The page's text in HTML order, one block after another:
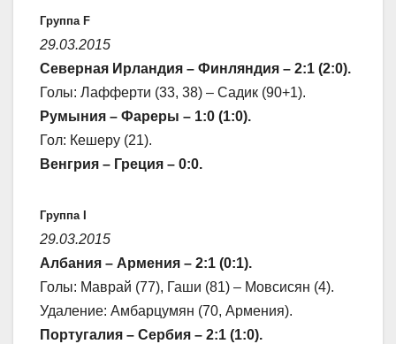
Группа F
29.03.2015
Северная Ирландия – Финляндия – 2:1 (2:0).
Голы: Лафферти (33, 38) – Садик (90+1).
Румыния – Фареры – 1:0 (1:0).
Гол: Кешеру (21).
Венгрия – Греция – 0:0.
Группа I
29.03.2015
Албания – Армения – 2:1 (0:1).
Голы: Маврай (77), Гаши (81) – Мовсисян (4).
Удаление: Амбарцумян (70, Армения).
Португалия – Сербия – 2:1 (1:0).